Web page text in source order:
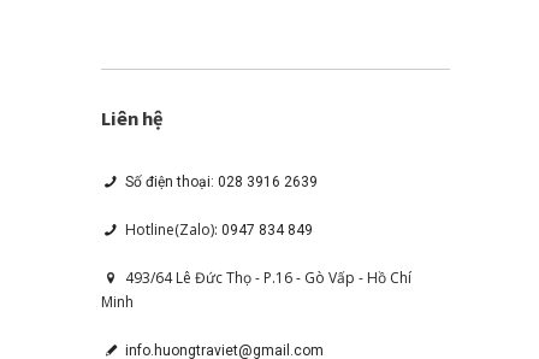
Liên hệ
Số điện thoại: 028 3916 2639
Hotline(Zalo): 0947 834 849
493/64 Lê Đức Thọ - P.16 - Gò Vấp - Hồ Chí
Minh
info.huongtraviet@gmail.com